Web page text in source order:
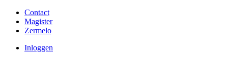
Contact
Magister
Zermelo
Inloggen